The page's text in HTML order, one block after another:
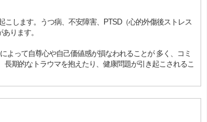
こします。うつ病、不安障害、PTSD（心的外傷後ストレス
ります。
よって自尊心や自己価値感が損なわれることが 多く、コミ
期的なトラウマを抱えたり、健康問題が引き起こされるこ